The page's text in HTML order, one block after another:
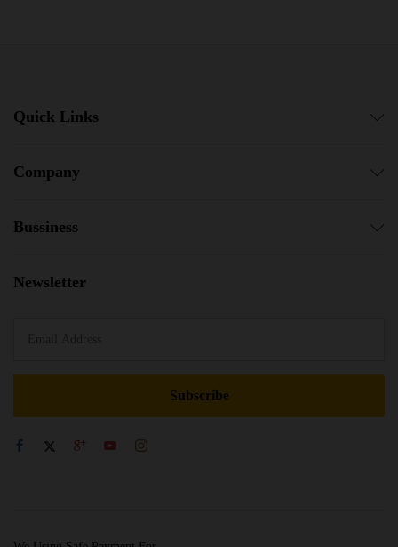
Quick Links
Company
Bussiness
Newsletter